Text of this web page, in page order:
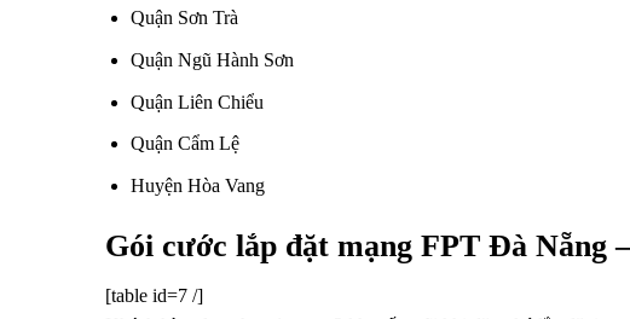
Quận Sơn Trà
Quận Ngũ Hành Sơn
Quận Liên Chiểu
Quận Cẩm Lệ
Huyện Hòa Vang
Gói cước lắp đặt mạng FPT Đà Nẵng
[table id=7 /]